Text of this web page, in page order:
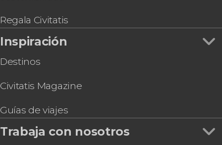
Pase de 1 día para el Riva Beach Club
Regala Civitatis
Inspiración
Destinos
Civitatis Magazine
Guías de viajes
Trabaja con nosotros